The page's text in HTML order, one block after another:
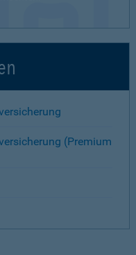
(Premium